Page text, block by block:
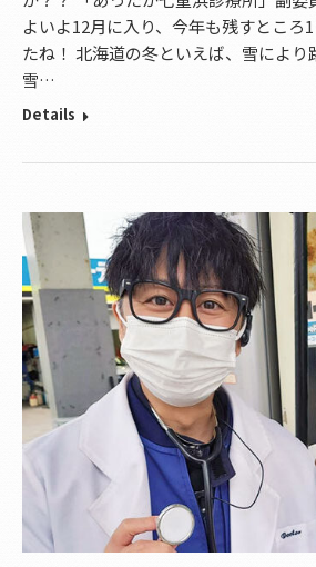
よいよ12月に入り、今年も残すところ
たね！ 北海道の冬といえば、雪によ
雪…
Details